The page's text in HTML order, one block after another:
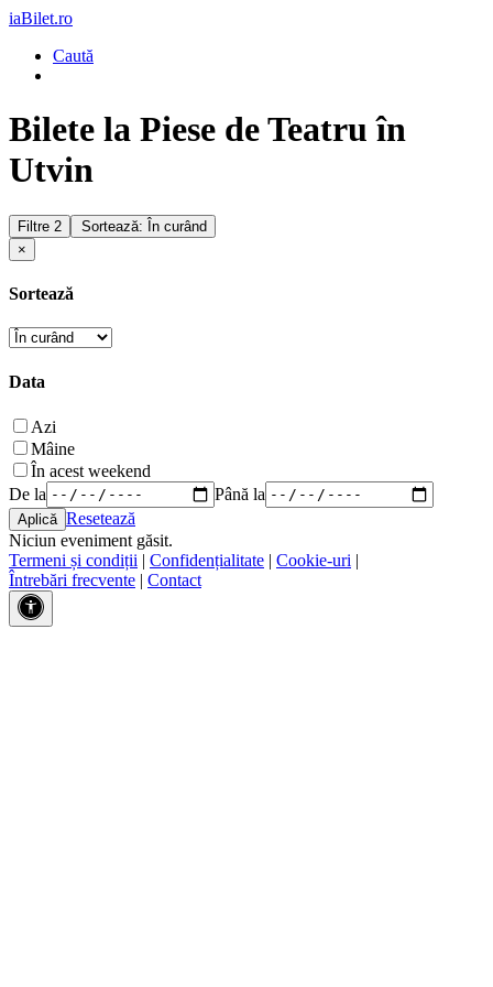
iaBilet.ro
Caută
Bilete la Piese de Teatru în
Utvin
Filtre 2
Sortează: În curând
×
Sortează
Data
Azi
Mâine
În acest weekend
De la
Până la
Resetează
Niciun eveniment găsit.
Termeni și condiții | Confidențialitate | Cookie-uri |
Întrebări frecvente | Contact